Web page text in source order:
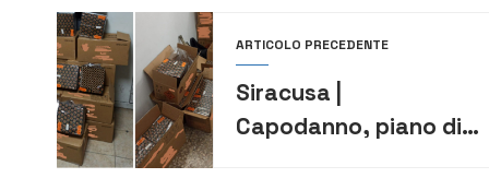
ARTICOLO PRECEDENTE
Siracusa |
Capodanno, piano di